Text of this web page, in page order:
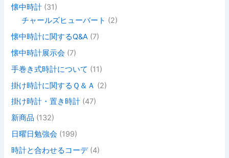
懐中時計 (31)
チャールズヒューバート (2)
懐中時計に関するQ&A (7)
懐中時計展示会 (7)
手巻き式時計について (11)
掛け時計に関するＱ＆Ａ (2)
掛け時計・置き時計 (47)
新商品 (132)
日曜日勉強会 (199)
時計と合わせるコーデ(4)